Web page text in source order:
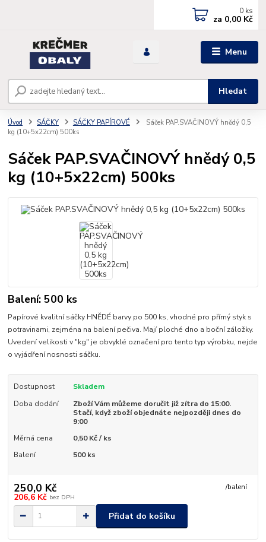
Menu
Hledat
0 ks
za 0,00 Kč
Úvod SÁČKY SÁČKY PAPÍROVÉ
Sáček PAP.SVAČINOVÝ hnědý 0,5
kg (10+5x22cm) 500ks
Sáček PAP.SVAČINOVÝ hnědý 0,5
kg (10+5x22cm) 500ks
Balení: 500 ks
Papírové kvalitní sáčky HNĚDÉ barvy po 500 ks, vhodné pro přímý styk s
potravinami, zejména na balení pečiva. Mají ploché dno a boční záložky.
Uvedení velikosti v "kg" je obvyklé označení pro tento typ výrobku, nejde
o vyjádření nosnosti sáčku.
Dostupnost
Skladem
Doba dodání
Zboží Vám můžeme doručit již zítra do 15:00.
Stačí, když zboží objednáte nejpozději dnes do
9:00
Měrná cena
0,50 Kč / ks
Balení
500 ks
250,0 Kč /balení
206,6 Kč bez DPH
Přidat do košíku